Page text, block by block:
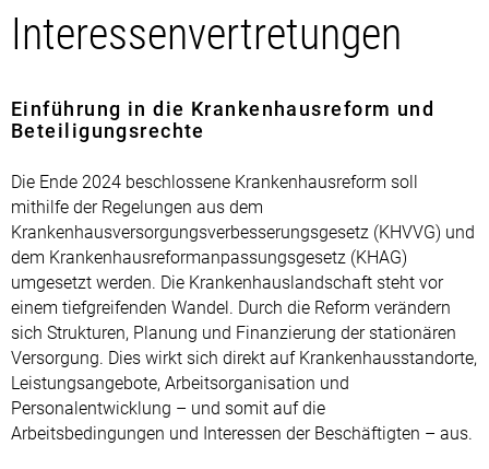
Interessenvertretungen
Einführung in die Krankenhausreform und
Beteiligungsrechte
Die Ende 2024 beschlossene Krankenhausreform soll
mithilfe der Regelungen aus dem
Krankenhausversorgungsverbesserungsgesetz (KHVVG) und
dem Krankenhausreformanpassungsgesetz (KHAG)
umgesetzt werden. Die Krankenhauslandschaft steht vor
einem tiefgreifenden Wandel. Durch die Reform verändern
sich Strukturen, Planung und Finanzierung der stationären
Versorgung. Dies wirkt sich direkt auf Krankenhausstandorte,
Leistungsangebote, Arbeitsorganisation und
Personalentwicklung – und somit auf die
Arbeitsbedingungen und Interessen der Beschäftigten – aus.